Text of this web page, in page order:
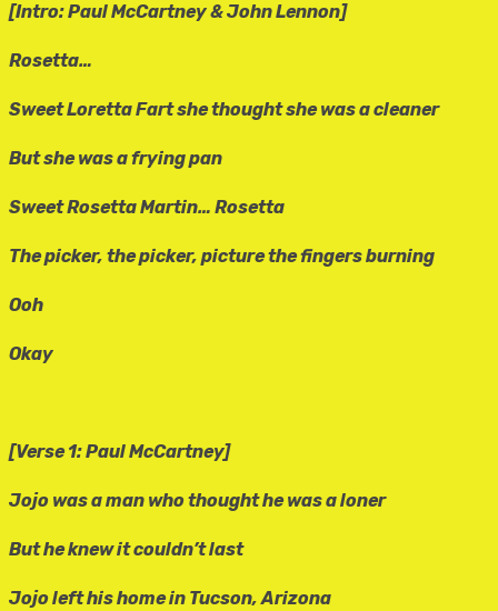
[Intro: Paul McCartney & John Lennon]
Rosetta…
Sweet Loretta Fart she thought she was a cleaner
But she was a frying pan
Sweet Rosetta Martin… Rosetta
The picker, the picker, picture the fingers burning
Ooh
Okay
[Verse 1: Paul McCartney]
Jojo was a man who thought he was a loner
But he knew it couldn’t last
Jojo left his home in Tucson, Arizona